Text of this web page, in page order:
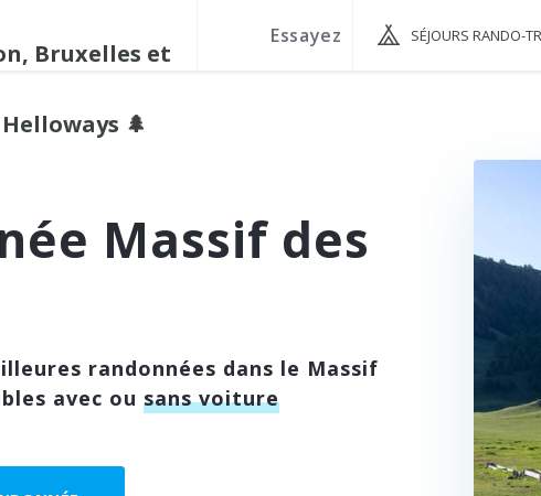
SÉJOURS RANDO-
Massif des
randonnées dans le Massif
avec ou sans voiture